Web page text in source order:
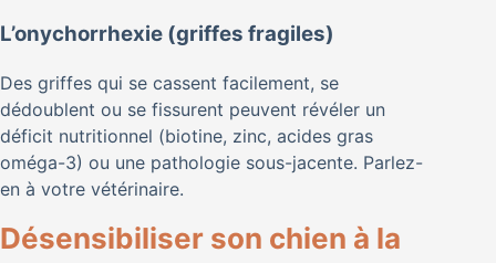
L’onychorrhexie (griffes fragiles)
Des griffes qui se cassent facilement, se
dédoublent ou se fissurent peuvent révéler un
déficit nutritionnel (biotine, zinc, acides gras
oméga-3) ou une pathologie sous-jacente. Parlez-
en à votre vétérinaire.
Désensibiliser son chien à la